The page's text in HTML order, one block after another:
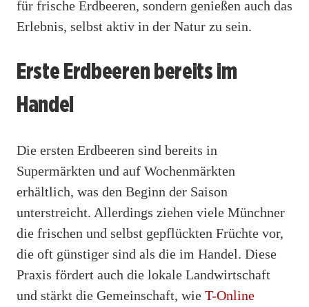
für frische Erdbeeren, sondern genießen auch das
Erlebnis, selbst aktiv in der Natur zu sein.
Erste Erdbeeren bereits im
Handel
Die ersten Erdbeeren sind bereits in
Supermärkten und auf Wochenmärkten
erhältlich, was den Beginn der Saison
unterstreicht. Allerdings ziehen viele Münchner
die frischen und selbst gepflückten Früchte vor,
die oft günstiger sind als die im Handel. Diese
Praxis fördert auch die lokale Landwirtschaft
und stärkt die Gemeinschaft, wie T-Online